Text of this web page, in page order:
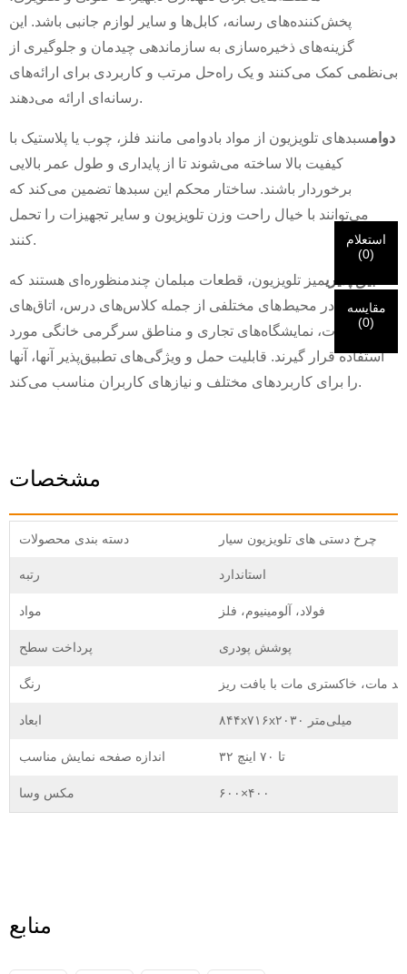
پخش‌کننده‌های رسانه، کابل‌ها و سایر لوازم جانبی باشد. این
گزینه‌های ذخیره‌سازی به سازماندهی چیدمان و جلوگیری از
بی‌نظمی کمک می‌کنند و یک راه‌حل مرتب و کاربردی برای ارائه‌های
رسانه‌ای ارائه می‌دهند.
دوامسبدهای تلویزیون از مواد بادوامی مانند فلز، چوب یا پلاستیک با
کیفیت بالا ساخته می‌شوند تا از پایداری و طول عمر بالایی
برخوردار باشند. ساختار محکم این سبدها تضمین می‌کند که
می‌توانند با خیال راحت وزن تلویزیون و سایر تجهیزات را تحمل
کنند.
تطبیق پذیریمیز تلویزیون، قطعات مبلمان چندمنظوره‌ای هستند که
می‌توانند در محیط‌های مختلفی از جمله کلاس‌های درس، اتاق‌های
جلسات، نمایشگاه‌های تجاری و مناطق سرگرمی خانگی مورد
استفاده قرار گیرند. قابلیت حمل و ویژگی‌های تطبیق‌پذیر آنها، آنها
را برای کاربردهای مختلف و نیازهای کاربران مناسب می‌کند.
مشخصات
دسته بندی محصولات چرخ دستی های تلویزیون سیار
رتبه استاندارد
مواد فولاد، آلومینیوم، فلز
پرداخت سطح پوشش پودری
رنگ مات، خاکستری مات با بافت ریز
ابعاد ۸۴۴x۷۱۶x۲۰۳۰ میلی‌متر
اندازه صفحه نمایش مناسب ۳۲ تا ۷۰ اینچ
مکس وسا ۶۰۰×۴۰۰
منابع
هویت خودت را انتخاب کن
من هستم
مشتری CHARM
بازدیدکننده جدید
هویت خود را تأیید کنید
لطفاً آدرس ایمیل فعلی محل کار خود را در زیر وارد کنید تا تأیید
شود که شما مشتری واقعی CHARM هستید.
برگرد ارسال
است.اطلاعات نادرست منجر به عدم موفقیت در ارسال مطالب
خواهد شد.
برگرد ارسال
×
ما درخواست شما را دریافت کرده‌ایم و ...
اگر هویت شما تأیید شود، یک ایمیل اطلاع‌رسانی دریافت خواهید
استعلام
(0)
مقایسه
(0)